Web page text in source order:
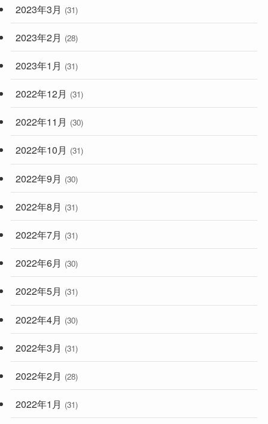
2023年3月 (31)
2023年2月 (28)
2023年1月 (31)
2022年12月 (31)
2022年11月 (30)
2022年10月 (31)
2022年9月 (30)
2022年8月 (31)
2022年7月 (31)
2022年6月 (30)
2022年5月 (31)
2022年4月 (30)
2022年3月 (31)
2022年2月 (28)
2022年1月 (31)